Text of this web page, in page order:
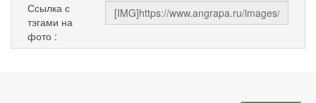
Ссылка с
тэгами на
фото :